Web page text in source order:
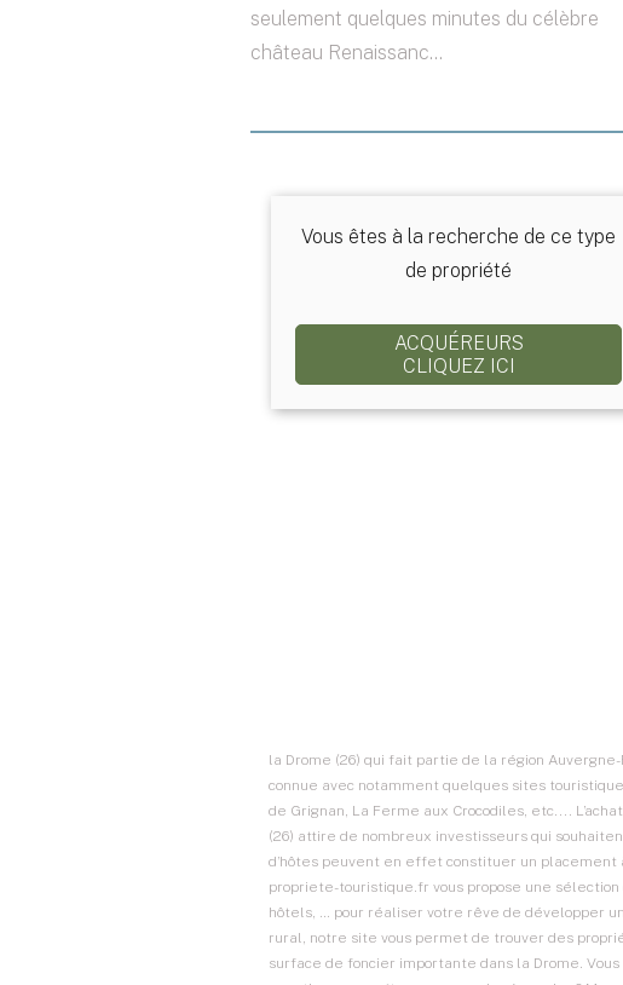
seulement quelques minutes du célèbre
château Renaissanc...
Vous êtes à la recherche de ce type
de propriété
ACQUÉREURS
CLIQUEZ ICI
la Drome (26) qui fait partie de la région
connue avec notamment quelques sites
de Grignan, La Ferme aux Crocodiles, etc....
(26) attire de nombreux investisseurs qui
d’hôtes peuvent en effet constituer un
propriete-touristique.fr vous propose une sélection
hôtels, … pour réaliser votre rêve de développer
rural, notre site vous permet de trouver des
surface de foncier importante dans la Drome.